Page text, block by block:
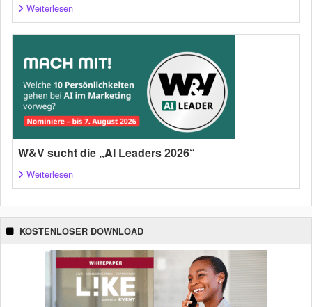
Weiterlesen
W&V sucht die „AI Leaders 2026“
Weiterlesen
KOSTENLOSER DOWNLOAD